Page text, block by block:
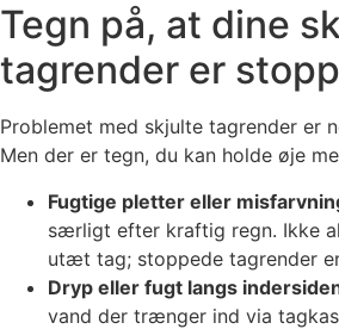
Tegn på, at dine
tagrender er
Problemet med skjulte tagrender er
Men der er tegn, du kan holde øje
Fugtige pletter eller
særligt efter kraftig regn. Ikke
utæt tag; stoppede tagrender
Dryp eller fugt langs
vand der trænger ind via